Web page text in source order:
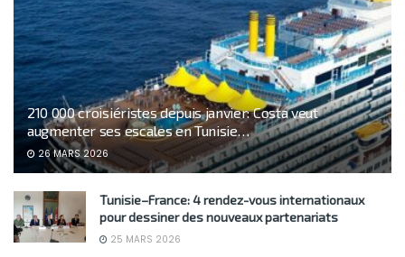
210 000 croisiéristes depuis janvier: Costa veut
augmenter ses escales en Tunisie…
26 MARS 2026
Tunisie–France: 4 rendez-vous internationaux
pour dessiner des nouveaux partenariats
25 MARS 2026